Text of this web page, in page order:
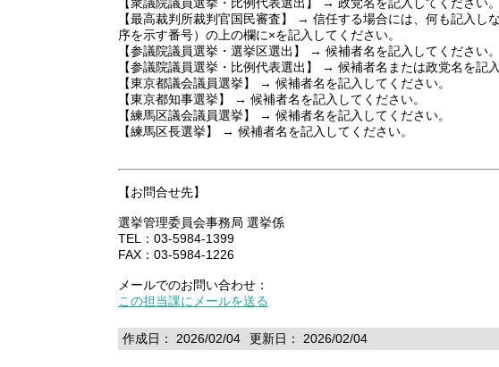
【衆議院議員選挙・比例代表選出】 → 政党名を記入してください。
【最高裁判所裁判官国民審査】 → 信任する場合には、何も記入
序を示す番号）の上の欄に×を記入してください。
【参議院議員選挙・選挙区選出】 → 候補者名を記入してください。
【参議院議員選挙・比例代表選出】 → 候補者名または政党名を記
【東京都議会議員選挙】 → 候補者名を記入してください。
【東京都知事選挙】 → 候補者名を記入してください。
【練馬区議会議員選挙】 → 候補者名を記入してください。
【練馬区長選挙】 → 候補者名を記入してください。
【お問合せ先】
選挙管理委員会事務局 選挙係
TEL：03-5984-1399
FAX：03-5984-1226
メールでのお問い合わせ：
この担当課にメールを送る
作成日： 2026/02/04 更新日： 2026/02/04